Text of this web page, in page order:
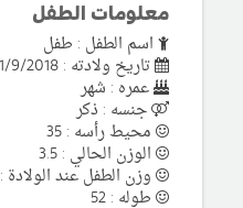
معلومات الطفل
اسم الطفل : طفل
تاريخ ولادته : 1/9/2018
عمره : شهر
جنسه : ذكر
محيط رأسه : 35
الوزن الحالي : 3.5
وزن الطفل عند الولادة : 3
طوله : 52